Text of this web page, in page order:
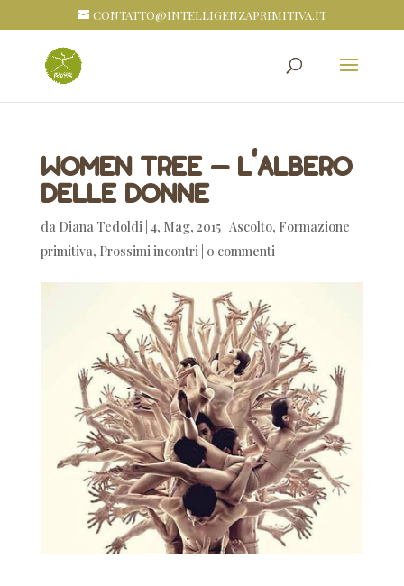
CONTATTO@INTELLIGENZAPRIMITIVA.IT
Women Tree – L'albero
delle donne
da Diana Tedoldi| 4, Mag, 2015| Ascolto, Formazione
primitiva, Prossimi incontri| 0 commenti